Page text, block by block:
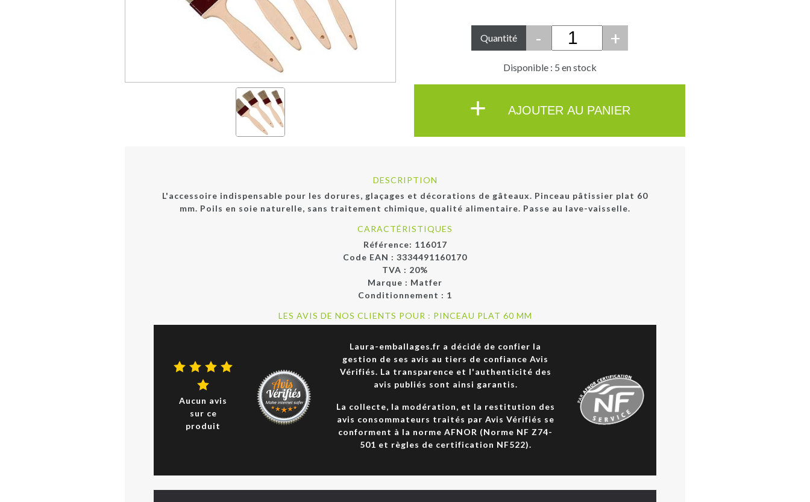
Quantité - +
Disponible : 5 en stock
+ AJOUTER AU PANIER
DESCRIPTION
L'accessoire indispensable pour les dorures, glaçages et décorations de gâteaux. Pinceau pâtissier plat 60
mm. Poils en soie naturelle, sans traitement chimique, qualité alimentaire. Passe au lave-vaisselle.
CARACTÉRISTIQUES
Référence: 116017
Code EAN : 3334491160170
TVA : 20%
Marque : Matfer
Conditionnement : 1
LES AVIS DE NOS CLIENTS POUR : PINCEAU PLAT 60 MM
Aucun avis
sur ce
produit
Laura-emballages.fr a décidé de confier la
gestion de ses avis au tiers de confiance Avis
Vérifiés. La transparence et l'authenticité des
avis publiés sont ainsi garantis.
La collecte, la modération, et la restitution des
avis consommateurs traités par Avis Vérifiés se
conforment à la norme AFNOR (Norme NF Z74-
501 et règles de certification NF522).